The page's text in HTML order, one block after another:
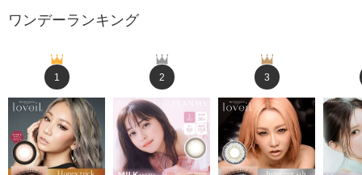
ワンデーランキング
1 2 3